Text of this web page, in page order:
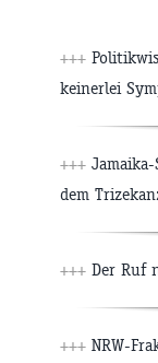
+++
keinerlei
+++
dem
+++ Der Ruf
+++ NRW-